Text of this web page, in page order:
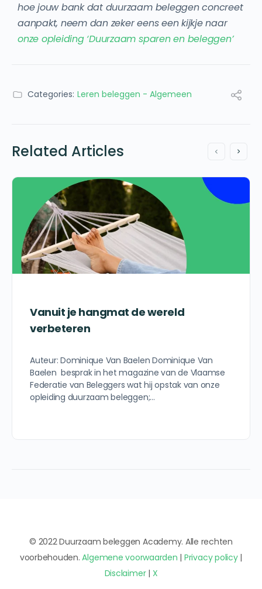
hoe jouw bank dat duurzaam beleggen concreet
aanpakt, neem dan zeker eens een kijkje naar
onze opleiding ‘Duurzaam sparen en beleggen’
Categories: Leren beleggen - Algemeen
Related Articles
Vanuit je hangmat de wereld
verbeteren
Auteur: Dominique Van Baelen Dominique Van
Baelen besprak in het magazine van de Vlaamse
Federatie van Beleggers wat hij opstak van onze
opleiding duurzaam beleggen;…
© 2022 Duurzaam beleggen Academy. Alle rechten
voorbehouden.Algemene voorwaarden | Privacy policy|
Disclaimer| X